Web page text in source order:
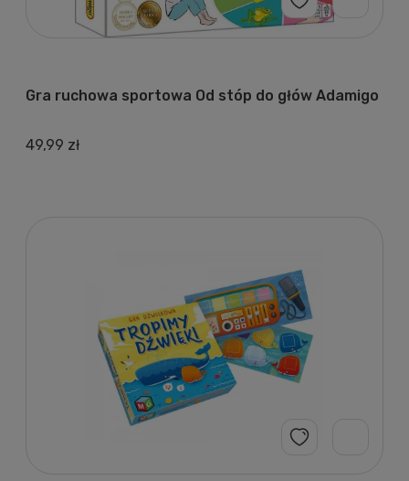
Gra ruchowa sportowa Od stóp do głów Adamigo
49,99 zł